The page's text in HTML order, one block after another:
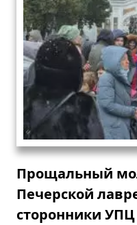
Прощальный
Печерской
сторонники